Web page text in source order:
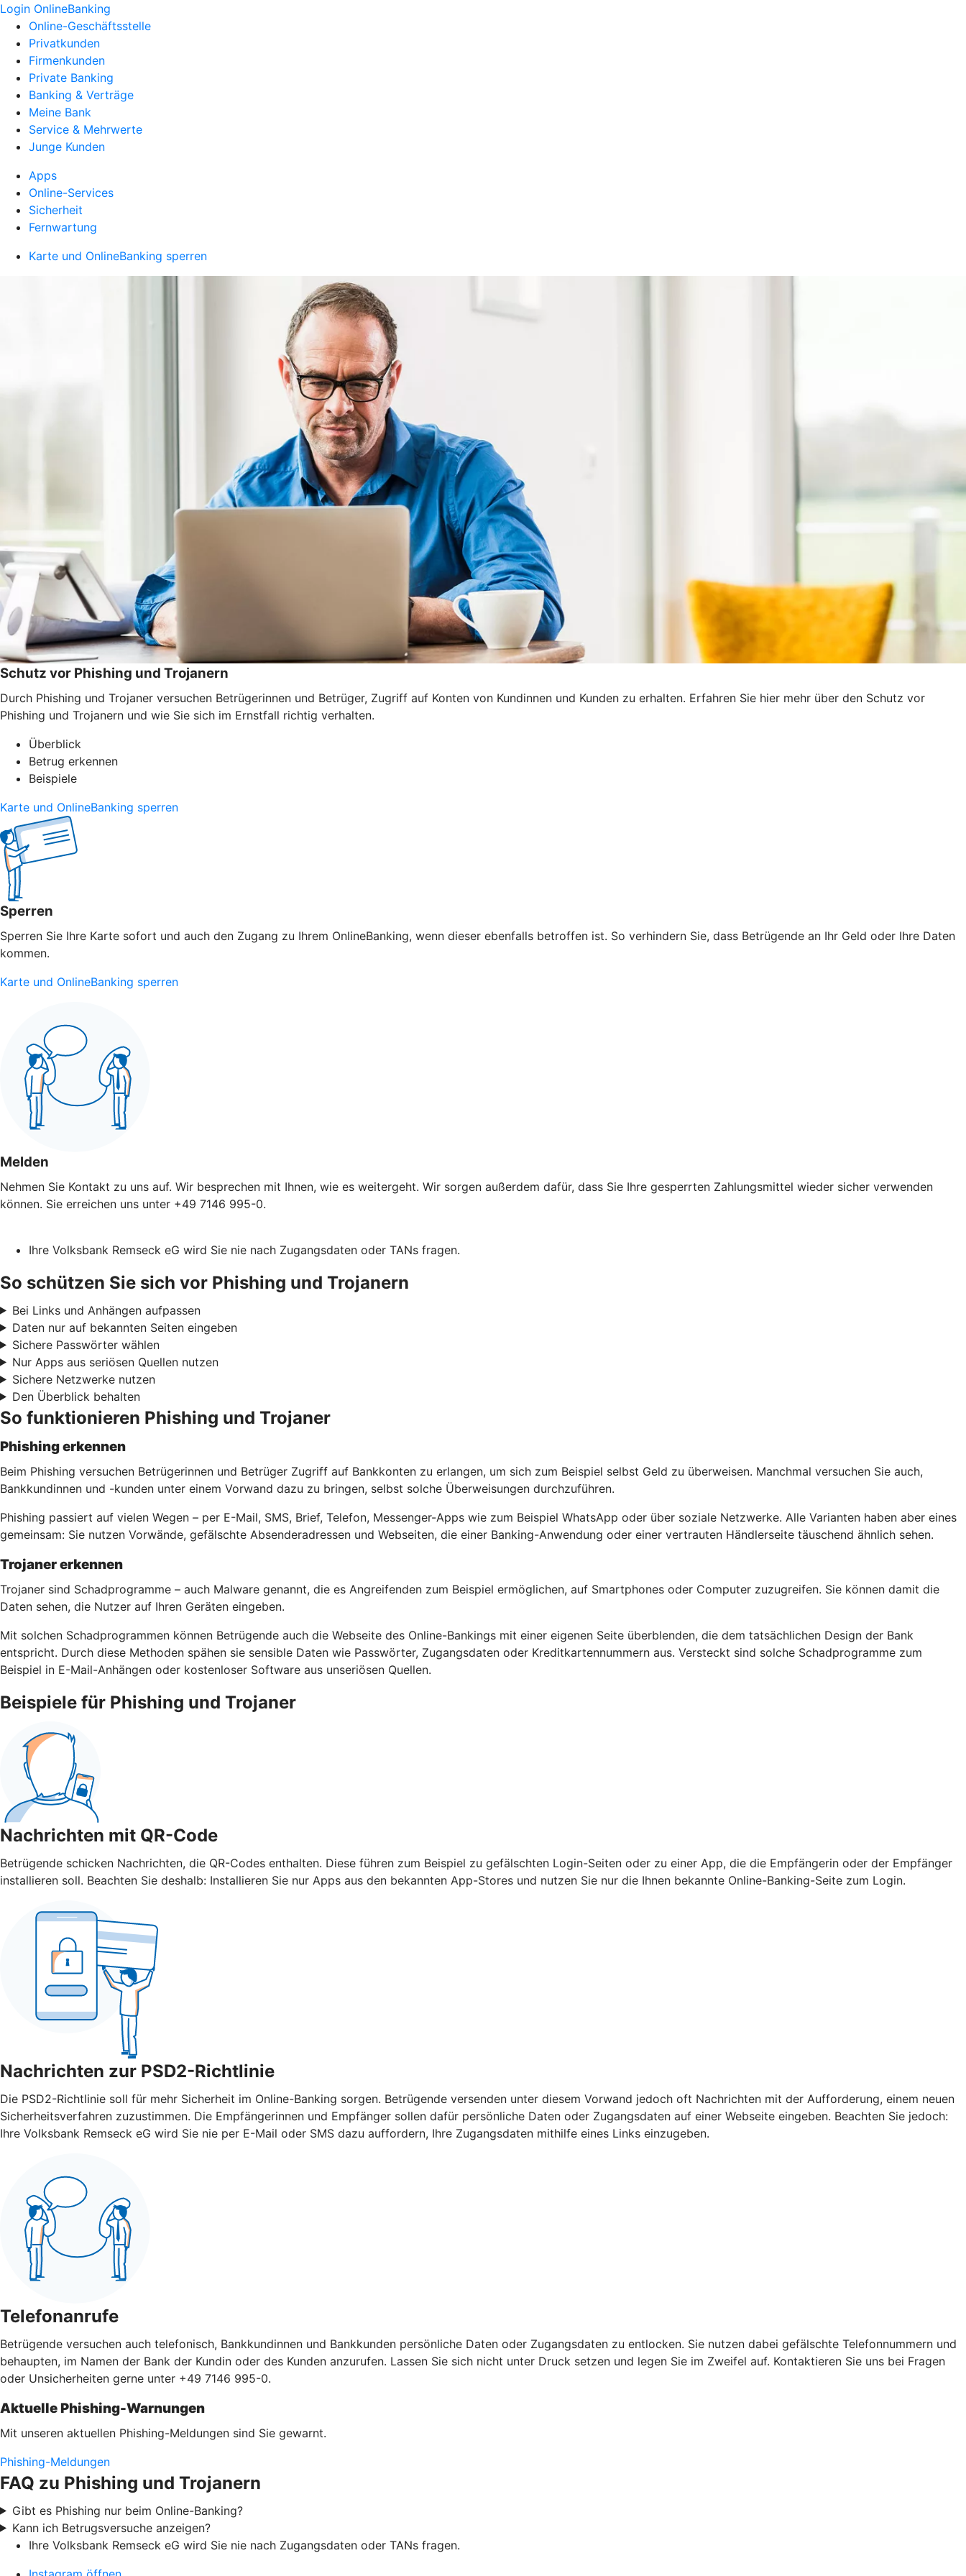
Login OnlineBanking
Online-Geschäftsstelle
Privatkunden
Firmenkunden
Private Banking
Banking & Verträge
Meine Bank
Service & Mehrwerte
Junge Kunden
Apps
Online-Services
Sicherheit
Fernwartung
Karte und OnlineBanking sperren
Schutz vor Phishing und Trojanern
Durch Phishing und Trojaner versuchen Betrügerinnen und Betrüger, Zugriff auf Konten von Kundinnen und Kunden zu erhalten. Erfahren Sie hier mehr über den Schutz vor
Phishing und Trojanern und wie Sie sich im Ernstfall richtig verhalten.
Überblick
Betrug erkennen
Beispiele
Karte und OnlineBanking sperren
Sperren
Sperren Sie Ihre Karte sofort und auch den Zugang zu Ihrem OnlineBanking, wenn dieser ebenfalls betroffen ist. So verhindern Sie, dass Betrügende an Ihr Geld oder Ihre Daten
kommen.
Karte und OnlineBanking sperren
Melden
Nehmen Sie Kontakt zu uns auf. Wir besprechen mit Ihnen, wie es weitergeht. Wir sorgen außerdem dafür, dass Sie Ihre gesperrten Zahlungsmittel wieder sicher verwenden
können. Sie erreichen uns unter +49 7146 995-0.
Ihre Volksbank Remseck eG wird Sie nie nach Zugangsdaten oder TANs fragen.
So schützen Sie sich vor Phishing und Trojanern
Bei Links und Anhängen aufpassen
Daten nur auf bekannten Seiten eingeben
Sichere Passwörter wählen
Nur Apps aus seriösen Quellen nutzen
Sichere Netzwerke nutzen
Den Überblick behalten
So funktionieren Phishing und Trojaner
Phishing erkennen
Beim Phishing versuchen Betrügerinnen und Betrüger Zugriff auf Bankkonten zu erlangen, um sich zum Beispiel selbst Geld zu überweisen. Manchmal versuchen Sie auch,
Bankkundinnen und -kunden unter einem Vorwand dazu zu bringen, selbst solche Überweisungen durchzuführen.
Phishing passiert auf vielen Wegen – per E-Mail, SMS, Brief, Telefon, Messenger-Apps wie zum Beispiel WhatsApp oder über soziale Netzwerke. Alle Varianten haben aber eines
gemeinsam: Sie nutzen Vorwände, gefälschte Absenderadressen und Webseiten, die einer Banking-Anwendung oder einer vertrauten Händlerseite täuschend ähnlich sehen.
Trojaner erkennen
Trojaner sind Schadprogramme – auch Malware genannt, die es Angreifenden zum Beispiel ermöglichen, auf Smartphones oder Computer zuzugreifen. Sie können damit die
Daten sehen, die Nutzer auf Ihren Geräten eingeben.
Mit solchen Schadprogrammen können Betrügende auch die Webseite des Online-Bankings mit einer eigenen Seite überblenden, die dem tatsächlichen Design der Bank
entspricht. Durch diese Methoden spähen sie sensible Daten wie Passwörter, Zugangsdaten oder Kreditkartennummern aus. Versteckt sind solche Schadprogramme zum
Beispiel in E-Mail-Anhängen oder kostenloser Software aus unseriösen Quellen.
Beispiele für Phishing und Trojaner
Nachrichten mit QR-Code
Betrügende schicken Nachrichten, die QR-Codes enthalten. Diese führen zum Beispiel zu gefälschten Login-Seiten oder zu einer App, die die Empfängerin oder der Empfänger
installieren soll. Beachten Sie deshalb: Installieren Sie nur Apps aus den bekannten App-Stores und nutzen Sie nur die Ihnen bekannte Online-Banking-Seite zum Login.
Nachrichten zur PSD2-Richtlinie
Die PSD2-Richtlinie soll für mehr Sicherheit im Online-Banking sorgen. Betrügende versenden unter diesem Vorwand jedoch oft Nachrichten mit der Aufforderung, einem neuen
Sicherheitsverfahren zuzustimmen. Die Empfängerinnen und Empfänger sollen dafür persönliche Daten oder Zugangsdaten auf einer Webseite eingeben. Beachten Sie jedoch:
Ihre Volksbank Remseck eG wird Sie nie per E-Mail oder SMS dazu auffordern, Ihre Zugangsdaten mithilfe eines Links einzugeben.
Telefonanrufe
Betrügende versuchen auch telefonisch, Bankkundinnen und Bankkunden persönliche Daten oder Zugangsdaten zu entlocken. Sie nutzen dabei gefälschte Telefonnummern und
behaupten, im Namen der Bank der Kundin oder des Kunden anzurufen. Lassen Sie sich nicht unter Druck setzen und legen Sie im Zweifel auf. Kontaktieren Sie uns bei Fragen
oder Unsicherheiten gerne unter +49 7146 995-0.
Aktuelle Phishing-Warnungen
Mit unseren aktuellen Phishing-Meldungen sind Sie gewarnt.
Phishing-Meldungen
FAQ zu Phishing und Trojanern
Gibt es Phishing nur beim Online-Banking?
Kann ich Betrugsversuche anzeigen?
Ihre Volksbank Remseck eG wird Sie nie nach Zugangsdaten oder TANs fragen.